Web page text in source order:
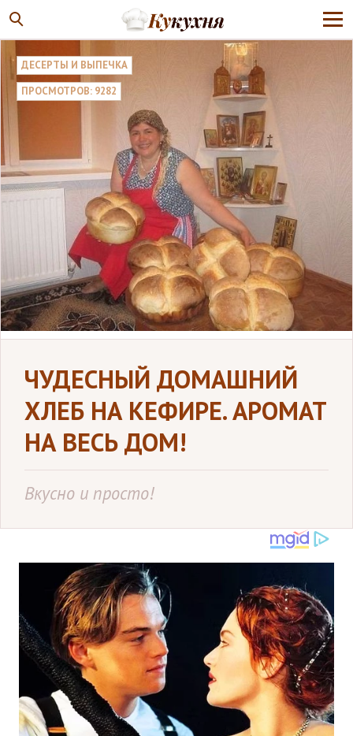
ДЕСЕРТЫ И ВЫПЕЧКА
ПРОСМОТРОВ: 9282
ЧУДЕСНЫЙ ДОМАШНИЙ
ХЛЕБ НА КЕФИРЕ. АРОМАТ
НА ВЕСЬ ДОМ!
Вкусно и просто!